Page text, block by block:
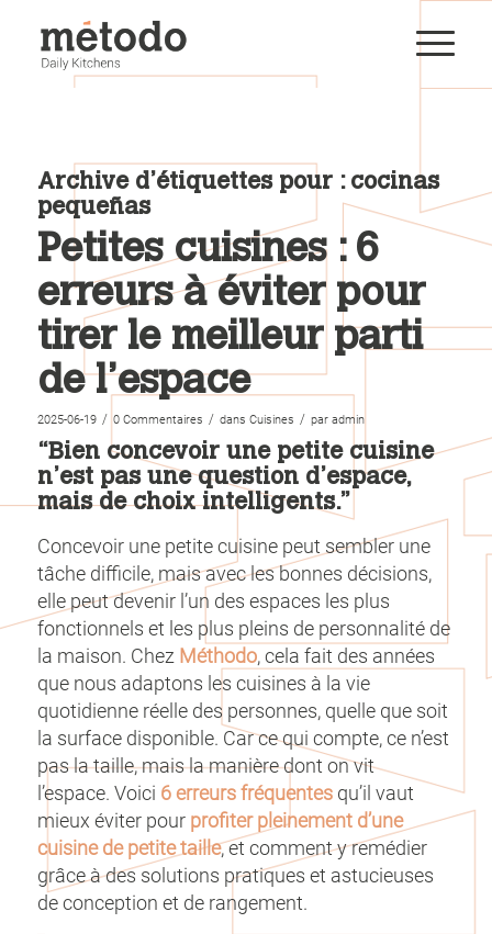
Archive d’étiquettes pour : cocinas
pequeñas
Petites cuisines : 6
erreurs à éviter pour
tirer le meilleur parti
de l’espace
2025-06-19 / 0 Commentaires / dans Cuisines / par admin
“Bien concevoir une petite cuisine
n’est pas une question d’espace,
mais de choix intelligents.”
Concevoir une petite cuisine peut sembler une
tâche difficile, mais avec les bonnes décisions,
elle peut devenir l’un des espaces les plus
fonctionnels et les plus pleins de personnalité de
la maison. Chez Méthodo, cela fait des années
que nous adaptons les cuisines à la vie
quotidienne réelle des personnes, quelle que soit
la surface disponible. Car ce qui compte, ce n’est
pas la taille, mais la manière dont on vit
l’espace. Voici 6 erreurs fréquentesqu’il vaut
mieux éviter pour profiter pleinement d’une
cuisine de petite taille, et comment y remédier
grâce à des solutions pratiques et astucieuses
de conception et de rangement.